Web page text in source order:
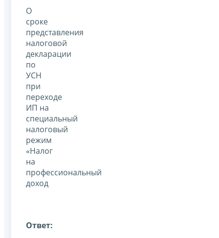
О
сроке
представления
налоговой
декларации
по
УСН
при
переходе
ИП на
специальный
налоговый
режим
«Налог
на
профессиональный
доход
Ответ: